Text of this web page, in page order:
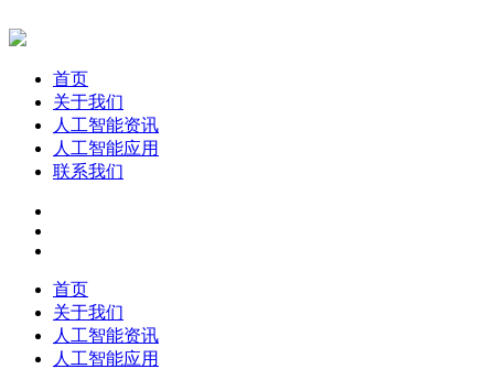
首页
关于我们
人工智能资讯
人工智能应用
联系我们
首页
关于我们
人工智能资讯
人工智能应用